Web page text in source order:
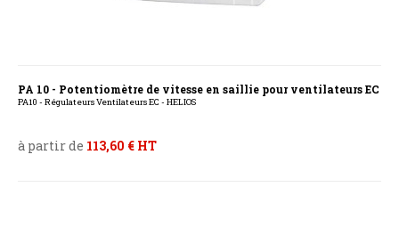
PA 10 - Potentiomètre de vitesse en saillie pour ventilateurs EC
PA10 - Régulateurs Ventilateurs EC - HELIOS
à partir de 113,60 € HT